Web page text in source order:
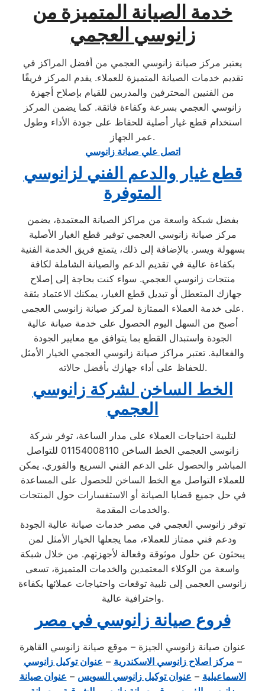
خدمة الصيانة المتميزة من
زانوسي العجمي
يعتبر مركز صيانة زانوسي العجمي من أفضل المراكز في
تقديم خدمات الصيانة المتميزة للعملاء. يقدم المركز فريقًا
من الفنيين المحترفين والمدربين للقيام بإصلاح أجهزة
زانوسي العجمي بسرعة وكفاءة فائقة. كما يضمن المركز
استخدام قطع غيار أصلية للحفاظ على جودة الأداء وطول
عمر الجهاز.
اتصل علي صيانة زانوسي
قطع غيار والدعم الفني لزانوسي
المتوفرة
بفضل شبكة واسعة من مراكز الصيانة المعتمدة، يضمن
مركز صيانة زانوسي العجمي توفير قطع الغيار الأصلية
بسهولة ويسر. بالإضافة إلى ذلك، يتمتع فريق الخدمة الفنية
بكفاءة عالية في تقديم الدعم والصيانة الشاملة لكافة
منتجات زانوسي العجمي. سواء كنت بحاجة إلى إصلاح
جهازك المتعطل أو تبديل قطع الغيار، يمكنك الاعتماد بثقة
على خدمة العملاء الممتازة لمركز صيانة زانوسي العجمي.
أصبح من السهل اليوم الحصول على خدمة صيانة عالية
الجودة واستبدال القطع بما يتوافق مع معايير الجودة
والفعالية. تعتبر مراكز صيانة زانوسي العجمي الخيار الأمثل
للحفاظ على أداء جهازك بأفضل حالاته.
الخط الساخن لشركة زانوسي
العجمي
لتلبية احتياجات العملاء على مدار الساعة، توفر شركة
زانوسي العجمي الخط الساخن 01154008110 للتواصل
المباشر والحصول على الدعم الفني السريع والفوري. يمكن
للعملاء التواصل مع الخط الساخن للحصول على المساعدة
في حل جميع قضايا الصيانة أو الاستفسارات حول المنتجات
والخدمات المقدمة.
توفر زانوسي العجمي في مصر خدمات صيانة عالية الجودة
ودعم فني ممتاز للعملاء، مما يجعلها الخيار الأمثل لمن
يبحثون عن حلول موثوقة وفعالة لأجهزتهم. من خلال شبكة
واسعة من الوكلاء المعتمدين والخدمات المتميزة، تسعى
زانوسي العجمي إلى تلبية توقعات واحتياجات عملائها بكفاءة
واحترافية عالية.
فروع صيانة زانوسي في مصر
عنوان صيانة زانوسي الجيزة – موقع صيانة زانوسي القاهرة
– مركز اصلاح زانوسي الاسكندرية – عنوان توكيل زانوسي
الاسماعيلية – عنوان توكيل زانوسي السويس – عنوان صيانة